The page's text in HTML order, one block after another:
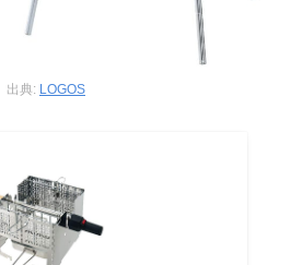
出典: LOGOS